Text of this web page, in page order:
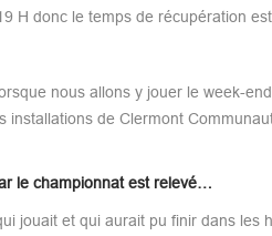
H donc le temps de récupération
nous allons y jouer le week-
installations de Clermont
le championnat est relevé…
jouait et qui aurait pu finir dans les